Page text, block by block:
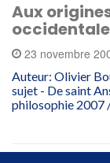
Aux
occidentale
23 novembre
Auteur: Olivier
sujet - De saint
philosophie